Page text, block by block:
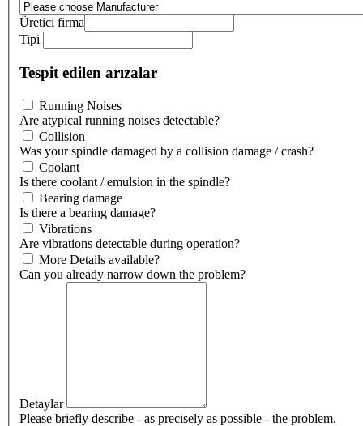
Üretici firma
Tipi
Tespit edilen arızalar
Running Noises
Are atypical running noises detectable?
Collision
Was your spindle damaged by a collision damage / crash?
Coolant
Is there coolant / emulsion in the spindle?
Bearing damage
Is there a bearing damage?
Vibrations
Are vibrations detectable during operation?
More Details available?
Can you already narrow down the problem?
Detaylar
Please briefly describe - as precisely as possible - the problem.